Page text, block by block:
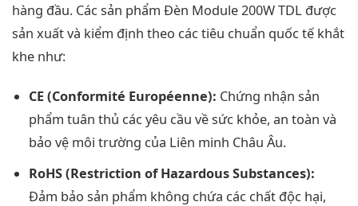
hàng đầu. Các sản phẩm Đèn Module 200W TDL được
sản xuất và kiểm định theo các tiêu chuẩn quốc tế khắt
khe như:
CE (Conformité Européenne): Chứng nhận sản
phẩm tuân thủ các yêu cầu về sức khỏe, an toàn và
bảo vệ môi trường của Liên minh Châu Âu.
RoHS (Restriction of Hazardous Substances):
Đảm bảo sản phẩm không chứa các chất độc hại,